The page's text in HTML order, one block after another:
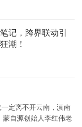
记，跨界联动引
潮！
定离不开云南，滇南
自源创始人李红伟老